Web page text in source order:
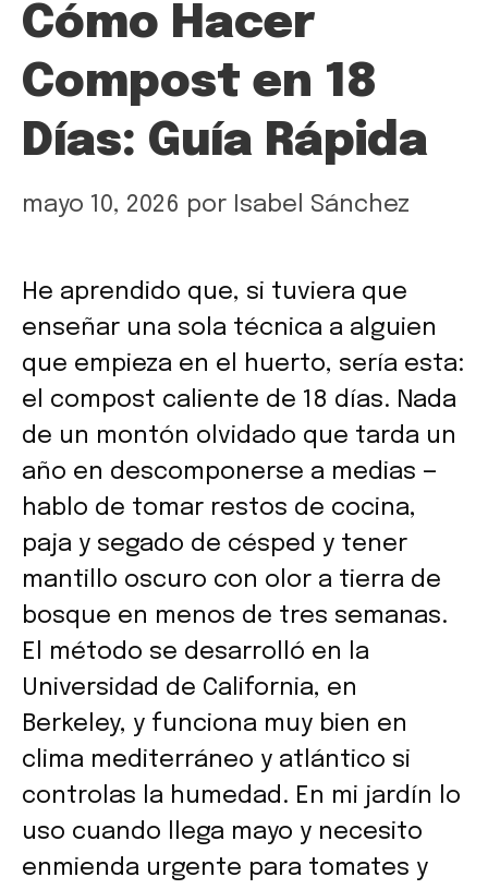
Cómo Hacer
Compost en 18
Días: Guía Rápida
mayo 10, 2026 por Isabel Sánchez
He aprendido que, si tuviera que
enseñar una sola técnica a alguien
que empieza en el huerto, sería esta:
el compost caliente de 18 días. Nada
de un montón olvidado que tarda un
año en descomponerse a medias —
hablo de tomar restos de cocina,
paja y segado de césped y tener
mantillo oscuro con olor a tierra de
bosque en menos de tres semanas.
El método se desarrolló en la
Universidad de California, en
Berkeley, y funciona muy bien en
clima mediterráneo y atlántico si
controlas la humedad. En mi jardín lo
uso cuando llega mayo y necesito
enmienda urgente para tomates y